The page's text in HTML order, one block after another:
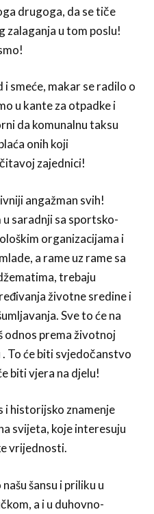
drugoga, da se tiče
zalaganja u tom poslu!
smeće, makar se radilo o
u kante za otpadke i
da komunalnu taksu
onih koji
zajednici!
angažman svih!
saradnji sa sportsko-
organizacijama i
a rame uz rame sa
trebaju
životne sredine i
Sve to će na
odnos prema životnoj
To će biti svjedočanstvo
biti vjera na djelu!
i historijsko znamenje
svijeta, koje interesuju
vrijednosti.
šansu i priliku u
a i u duhovno-